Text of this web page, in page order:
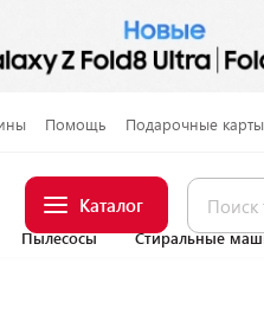
Помощь Подарочные карты
Каталог
Пылесосы Стиральные